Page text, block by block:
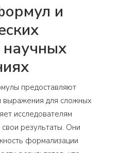
и
научных
предоставляют
выражения для сложных
исследователям
результаты. Они
формализации